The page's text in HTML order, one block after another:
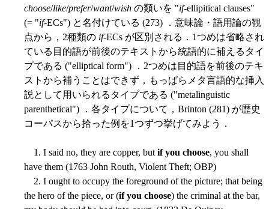
choose/like/prefer/want/wish の類いを "if-ellipitical clauses"
(= "if-ECs") と名付けている (273) ．意味論・語用論の観
点から，2種類の if-ECs が区別される．1つめは省略され
ている目的語が前後のテキストから統語的に補えるタイ
プである ("elliptical form") ．2つめは目的語を前後のテキ
ストから補うことはできず，もっぱらメタ言語的な挿入
説として用いられるタイプである ("metalinguistic
parenthetical") ．各タイプについて，Brinton (281) が歴史
コーパスから拾った例を1つずつ挙げてみよう．
1. I said no, they are copper, butif you choose, you shall
have them (1763 John Routh, Violent Theft; OBP)
2. I ought to occupy the foreground of the picture; that being
the hero of the piece, or (if you choose) the criminal at the bar,